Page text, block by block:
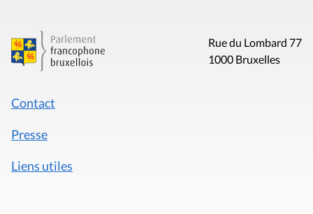
Rue du Lombard 77
1000 Bruxelles
Contact
Presse
Liens utiles